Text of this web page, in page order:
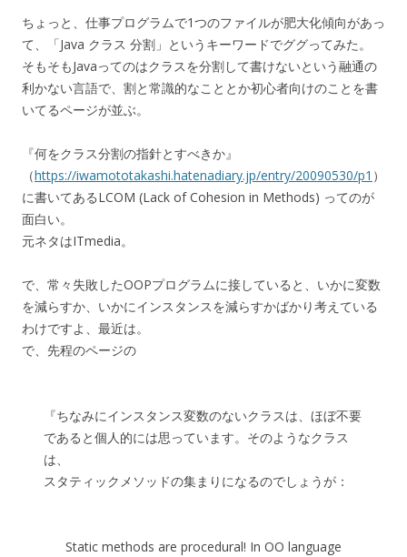
ちょっと、仕事プログラムで1つのファイルが肥大化傾向があっ
て、「Java クラス 分割」というキーワードでググってみた。
そもそもJavaってのはクラスを分割して書けないという融通の
利かない言語で、割と常識的なこととか初心者向けのことを書
いてるページが並ぶ。
『何をクラス分割の指針とすべきか』
（https://iwamototakashi.hatenadiary.jp/entry/20090530/p1 ）
に書いてあるLCOM (Lack of Cohesion in Methods) ってのが
面白い。
元ネタはITmedia。
で、常々失敗したOOPプログラムに接していると、いかに変数
を減らすか、いかにインスタンスを減らすかばかり考えている
わけですよ、最近は。
で、先程のページの
『ちなみにインスタンス変数のないクラスは、ほぼ不要
であると個人的には思っています。そのようなクラス
は、
スタティックメソッドの集まりになるのでしょうが：
Static methods are procedural! In OO language